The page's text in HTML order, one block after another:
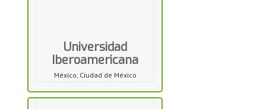
Universidad
Iberoamericana
México, Ciudad de México